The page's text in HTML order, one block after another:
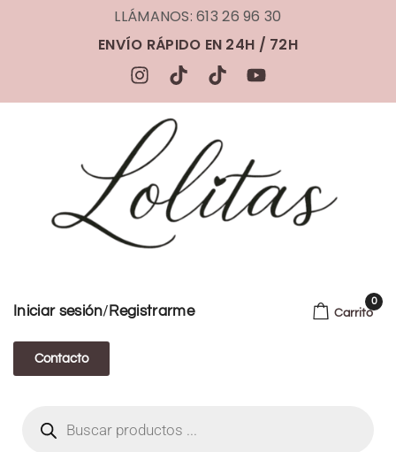
LLÁMANOS: 613 26 96 30
ENVÍO RÁPIDO EN 24H / 72H
Iniciar sesión/ Registrarme
Contacto
Carrito
0